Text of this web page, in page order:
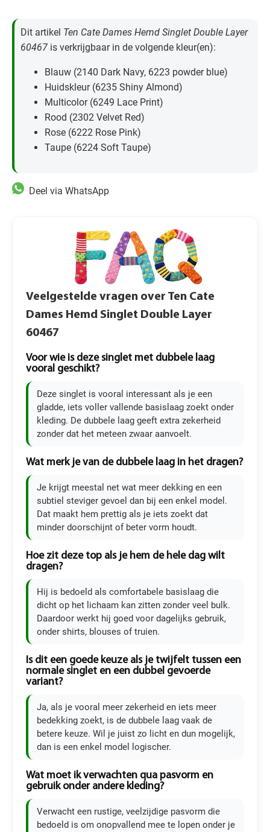
Dit artikel Ten Cate Dames Hemd Singlet Double Layer
60467 is verkrijgbaar in de volgende kleur(en):
Blauw (2140 Dark Navy, 6223 powder blue)
Huidskleur (6235 Shiny Almond)
Multicolor (6249 Lace Print)
Rood (2302 Velvet Red)
Rose (6222 Rose Pink)
Taupe (6224 Soft Taupe)
Deel via WhatsApp
Veelgestelde vragen over Ten Cate
Dames Hemd Singlet Double Layer
60467
Voor wie is deze singlet met dubbele laag
vooral geschikt?
Deze singlet is vooral interessant als je een
gladde, iets voller vallende basislaag zoekt onder
kleding. De dubbele laag geeft extra zekerheid
zonder dat het meteen zwaar aanvoelt.
Wat merk je van de dubbele laag in het dragen?
Je krijgt meestal net wat meer dekking en een
subtiel steviger gevoel dan bij een enkel model.
Dat maakt hem prettig als je iets zoekt dat
minder doorschijnt of beter vorm houdt.
Hoe zit deze top als je hem de hele dag wilt
dragen?
Hij is bedoeld als comfortabele basislaag die
dicht op het lichaam kan zitten zonder veel bulk.
Daardoor werkt hij goed voor dagelijks gebruik,
onder shirts, blouses of truien.
Is dit een goede keuze als je twijfelt tussen een
normale singlet en een dubbel gevoerde
variant?
Ja, als je vooral meer zekerheid en iets meer
bedekking zoekt, is de dubbele laag vaak de
betere keuze. Wil je juist zo licht en dun mogelijk,
dan is een enkel model logischer.
Wat moet ik verwachten qua pasvorm en
gebruik onder andere kleding?
Verwacht een rustige, veelzijdige pasvorm die
bedoeld is om onopvallend mee te lopen onder je